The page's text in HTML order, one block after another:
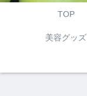
TOP
美容グッズ